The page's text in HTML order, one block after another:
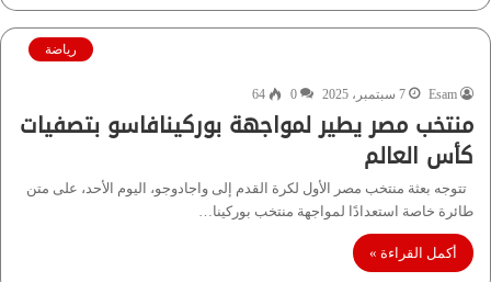
رياضة
Esam 7 سبتمبر، 2025 0
64
منتخب مصر يطير لمواجهة بوركينافاسو بتصفيات
كأس العالم
تتوجه بعثة منتخب مصر الأول لكرة القدم إلى واجادوجو، اليوم الأحد، على متن
طائرة خاصة استعدادًا لمواجهة منتخب بوركينا…
أكمل القراءة »